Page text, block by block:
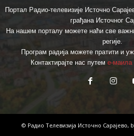
Портал Радио-телевизије Источно
грађана Источног
На нашем порталу можете наћи све
регије.
Програм радија можете пратити и
Контактирајте нас путем е-маила
© Радио Телевизија Источно Сарајево,